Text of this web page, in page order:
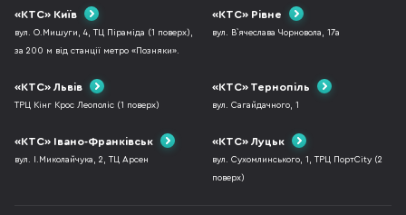
«КТС» Київ
вул. О.Мишуги, 4, ТЦ Піраміда (1 поверх),
за 200 м від станції метро «Позняки».
«КТС» Рівне
вул. В`ячеслава Чорновола, 17а
«КТС» Львів
ТРЦ Кінг Крос Леополіс (1 поверх)
«КТС» Тернопіль
вул. Сагайдачного, 1
«КТС» Івано-Франківськ
вул. І.Миколайчука, 2, ТЦ Арсен
«КТС» Луцьк
вул. Сухомлинського, 1, ТРЦ ПортCity (2
поверх)